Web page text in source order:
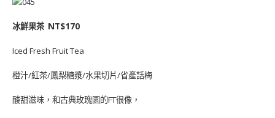
冰鮮果茶 NT$170
Iced Fresh Fruit Tea
橙汁/紅茶/鳳梨糖漿/水果切片/省產話梅
酸甜滋味，和古典玫瑰園的FT很像，